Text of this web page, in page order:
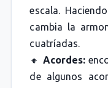
escala.
cambia la
cuatríadas.
🔸 Acordes:
de algunos